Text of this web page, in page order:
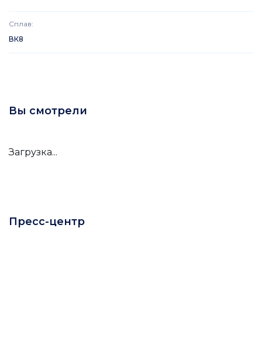
Сплав:
ВК8
Вы смотрели
Загрузка...
Пресс-центр